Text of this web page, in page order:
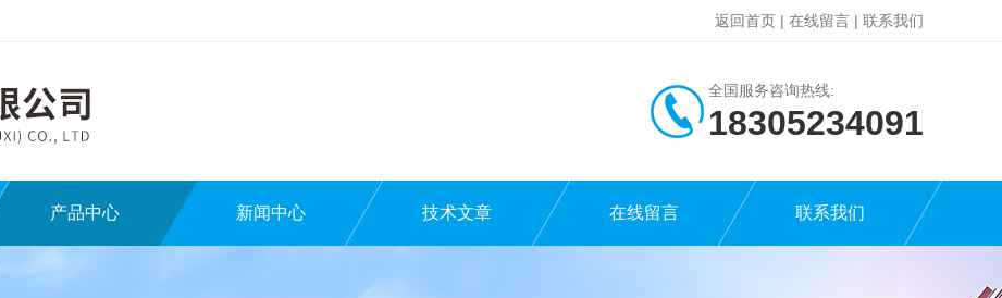
返回首页 | 在线留言 | 联系我们
全国服务咨询热线:
18305234091
产品中心 新闻中心 技术文章 在线留言 联系我们